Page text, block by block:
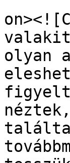
valakit
olyan